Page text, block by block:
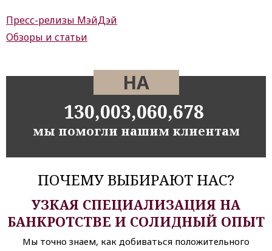
Пресс-релизы МэйДэй
Обзоры и статьи
НА
130,003,060,678
мы помогли нашим клиентам
ПОЧЕМУ ВЫБИРАЮТ НАС?
УЗКАЯ СПЕЦИАЛИЗАЦИЯ НА
БАНКРОТСТВЕ И СОЛИДНЫЙ ОПЫТ
Мы точно знаем, как добиваться положительного